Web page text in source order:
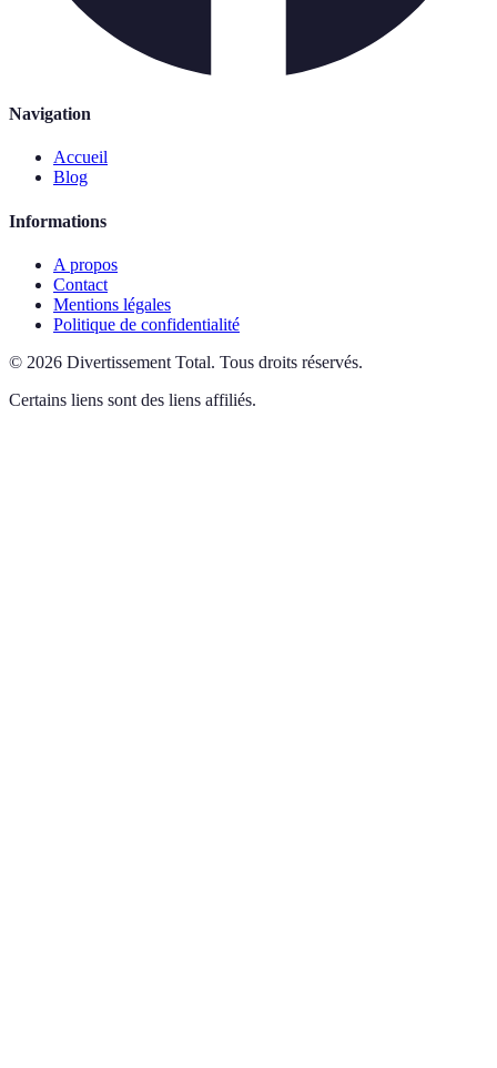
Navigation
Accueil
Blog
Informations
A propos
Contact
Mentions légales
Politique de confidentialité
© 2026 Divertissement Total. Tous droits réservés.
Certains liens sont des liens affiliés.